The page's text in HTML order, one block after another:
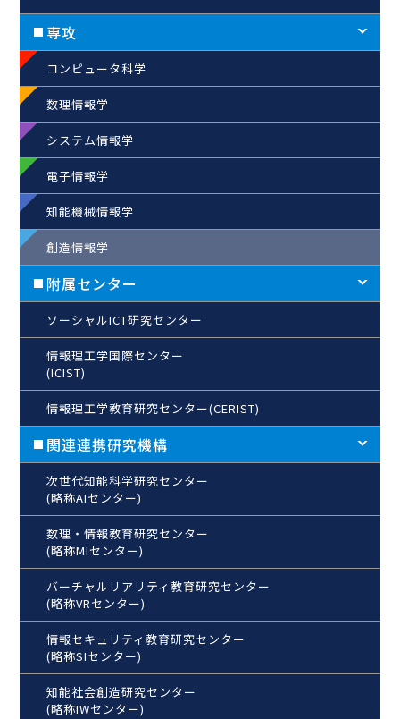
専攻
コンピュータ科学
数理情報学
システム情報学
電子情報学
知能機械情報学
創造情報学
附属センター
ソーシャルICT研究センター
情報理工学国際センター
(ICIST)
情報理工学教育研究センター(CERIST)
関連連携研究機構
次世代知能科学研究センター
(略称AIセンター)
数理・情報教育研究センター
(略称MIセンター)
バーチャルリアリティ教育研究センター
(略称VRセンター)
情報セキュリティ教育研究センター
(略称SIセンター)
知能社会創造研究センター
(略称IWセンター)